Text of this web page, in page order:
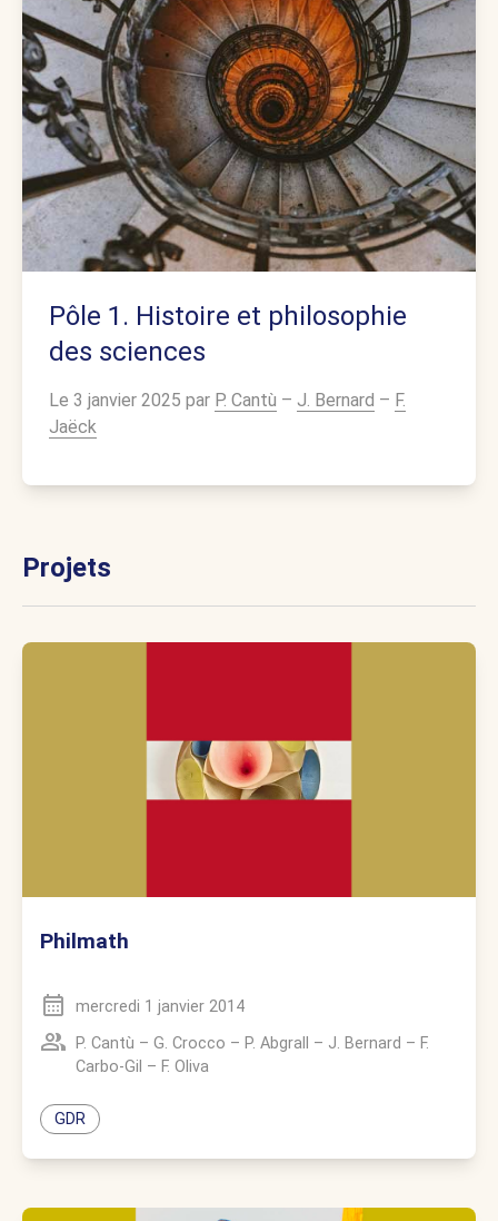
Pôle 1. Histoire et philosophie
des sciences
Le 3 janvier 2025 par P. Cantù – J. Bernard – F.
Jaëck
Projets
Philmath
mercredi 1 janvier 2014
P. Cantù – G. Crocco – P. Abgrall – J. Bernard – F.
Carbo-Gil – F. Oliva
GDR